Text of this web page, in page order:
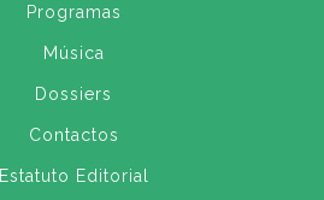
Programas
Música
Dossiers
Contactos
Estatuto Editorial